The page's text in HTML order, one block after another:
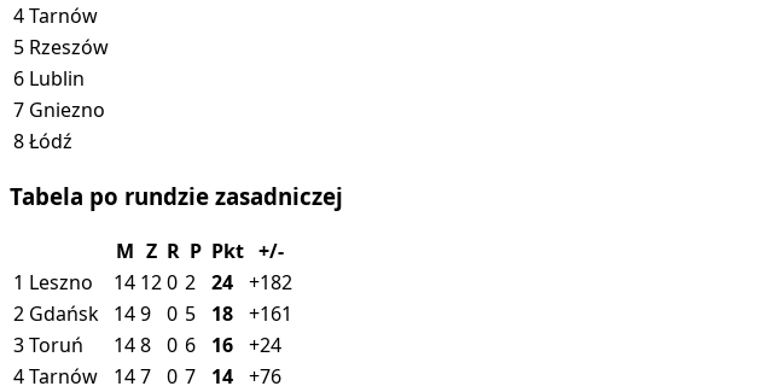
4Tarnów
5 Rzeszów
6 Lublin
7 Gniezno
8Łódź
Tabela po rundzie zasadniczej
M Z R P Pkt +/-
1 Leszno 14 120 2 24 +182
2 Gdańsk 149 0 5 18 +161
3Toruń 148 0 6 16 +24
4Tarnów 147 0 7 14 +76